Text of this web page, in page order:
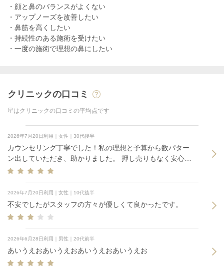
・顔と鼻のバランスがよくない
・アップノーズを改善したい
・鼻筋を高くしたい
・持続性のある施術を受けたい
・一度の施術で理想の鼻にしたい
クリニックの口コミ
星はクリニックの口コミの平均点です
2026年7月20日利用｜女性｜30代後半
カウンセリング丁寧でした！私の理想と予算から数パター
ン出していただき、助かりました。 押し売りもなく安心し
て会話できました。
2026年7月20日利用｜女性｜10代後半
不安でしたがスタッフの方々が優しくて良かったです。
2026年6月28日利用｜男性｜20代前半
あいうえおあいうえおあいうえおあいうえお